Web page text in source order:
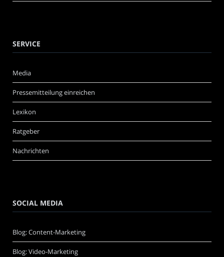
SERVICE
Media
Pressemitteilung einreichen
Lexikon
Ratgeber
Nachrichten
SOCIAL MEDIA
Blog: Content-Marketing
Blog: Video-Marketing